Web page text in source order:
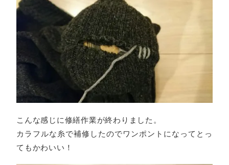
こんな感じに修繕作業が終わりました。
カラフルな糸で補修したのでワンポントになってとっ
てもかわいい！